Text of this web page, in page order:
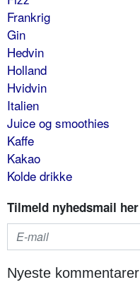
Frankrig
Gin
Hedvin
Holland
Hvidvin
Italien
Juice og smoothies
Kaffe
Kakao
Kolde drikke
Tilmeld nyhedsmail her
Nyeste kommentarer